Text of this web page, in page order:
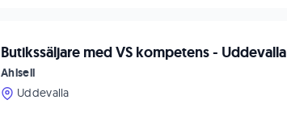
Butikssäljare med VS kompetens - Uddevalla
Ahlsell
Uddevalla